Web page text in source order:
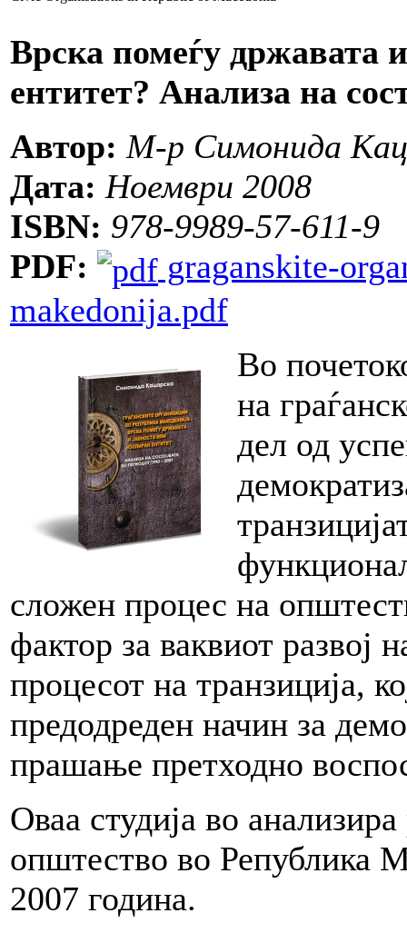
Врска помеѓу државата
ентитет? Анализа на
Автор: М-р Симонида
Дата: Ноември 2008
ISBN: 978-9989-57-611-9
PDF:
graganskite-
makedonija.pdf
Во
на
дел од
сложен процес на
фактор за ваквиот развој
процесот на транзиција,
предодреден начин за
прашање претходно
Оваа студија во анализира
општество во Република
2007 година.